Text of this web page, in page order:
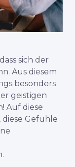
sich der
Aus diesem
besonders
geistigen
Auf diese
Gefühle